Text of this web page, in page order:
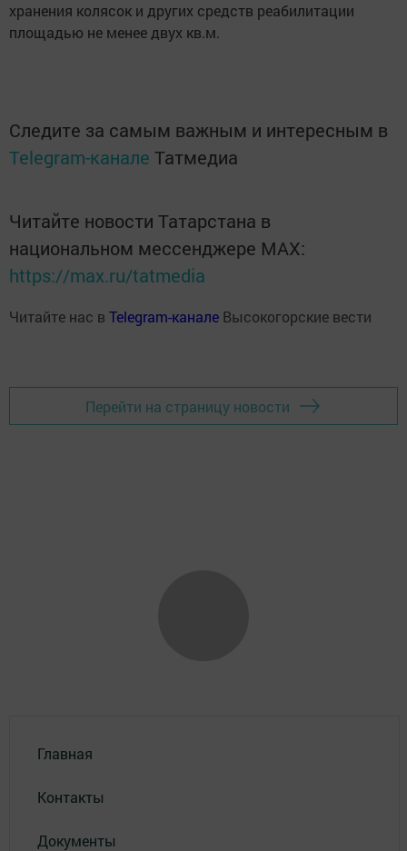
хранения колясок и других средств реабилитации
площадью не менее двух кв.м.
Следите за самым важным и интересным в
Telegram-канале Татмедиа
Читайте новости Татарстана в
национальном мессенджере MАХ:
https://max.ru/tatmedia
Читайте нас в Telegram-канале Высокогорские вести
Перейти на страницу новости
Главная
Контакты
Документы